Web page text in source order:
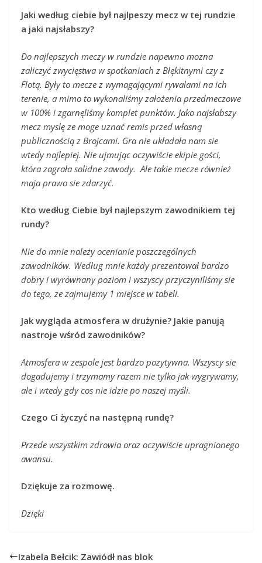
Jaki według ciebie był najlpeszy mecz w tej rundzie
a jaki najsłabszy?
Do najlepszych meczy w rundzie napewno mozna
zaliczyć zwycięstwa w spotkaniach z Błękitnymi czy z
Flotą. Były to mecze z wymagającymi rywalami na ich
terenie, a mimo to wykonaliśmy założenia przedmeczowe
w 100% i zgarnęliśmy komplet punktów. Jako najsłabszy
mecz myslę ze moge uznać remis przed własną
publicznością z Brojcami. Gra nie układała nam sie
wtedy najlepiej. Nie ujmując oczywiście ekipie gości,
która zagrała solidne zawody. Ale takie mecze również
maja prawo sie zdarzyć.
Kto według Ciebie był najlepszym zawodnikiem tej
rundy?
Nie do mnie należy ocenianie poszczególnych
zawodników. Według mnie każdy prezentował bardzo
dobry i wyrównany poziom i wszyscy przyczyniliśmy sie
do tego, ze zajmujemy 1 miejsce w tabeli.
Jak wygląda atmosfera w drużynie? Jakie panują
nastroje wśród zawodników?
Atmosfera w zespole jest bardzo pozytywna. Wszyscy sie
dogadujemy i trzymamy razem nie tylko jak wygrywamy,
ale i wtedy gdy cos nie idzie po naszej myśli.
Czego Ci życzyć na następną rundę?
Przede wszystkim zdrowia oraz oczywiście upragnionego
awansu.
Dziękuje za rozmowę.
Dzięki
Izabela Bełcik: Zawiódł nas blok